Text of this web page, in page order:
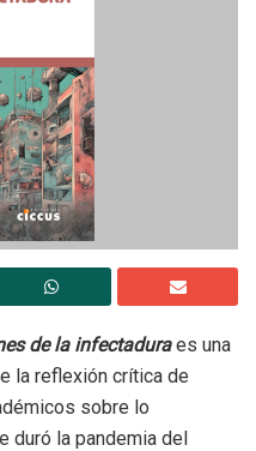
de la infectaduraes una
la reflexión crítica de
sobre lo
duró la pandemia del